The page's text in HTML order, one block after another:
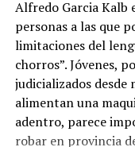
declaración de
siguientes películas
facultad de
su número
susNotas sobre el
director brasilero -
pie de la letra.
Alfredo Garcia Kalb
personas a las que
limitaciones del
chorros”. Jóvenes,
judicializados desde
alimentan una
adentro, parece
robar en provincia